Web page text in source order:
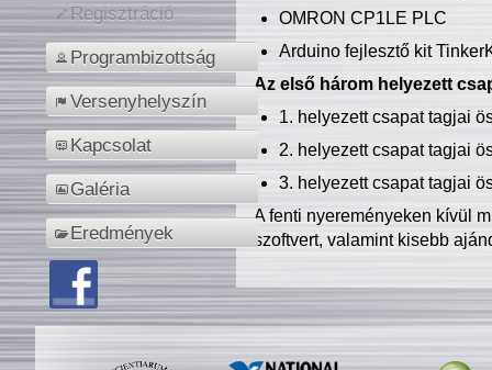
Regisztráció
Programbizottság
Versenyhelyszín
Kapcsolat
Galéria
Eredmények
OMRON CP1LE PLC
Arduino fejlesztő kit
Az első három helyezett
1. helyezett csapat tagjai
2. helyezett csapat tagjai
3. helyezett csapat tagjai
A fenti nyereményeken kívül
szoftvert, valamint kisebb